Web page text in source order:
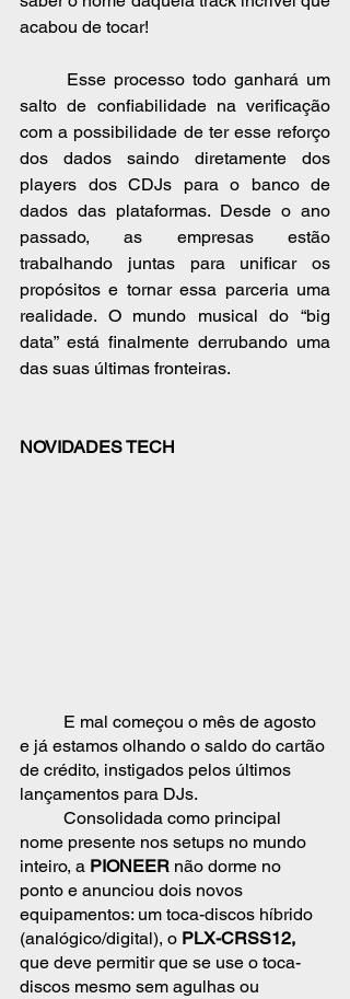
acabou de tocar!
salto de confiabilidade na verificação
com a possibilidade de ter esse reforço
dos dados saindo diretamente dos
players dos CDJs para o banco de
dados das plataformas. Desde o ano
passado, as empresas estão
trabalhando juntas para unificar os
propósitos e tornar essa parceria uma
realidade. O mundo musical do “big
data” está finalmente derrubando uma
das suas últimas fronteiras.
NOVIDADES TECH
e já estamos olhando o saldo do cartão
de crédito, instigados pelos últimos
lançamentos para DJs.
nome presente nos setups no mundo
inteiro, a PIONEER não dorme no
ponto e anunciou dois novos
equipamentos: um toca-discos híbrido
(analógico/digital), o PLX-CRSS12,
que deve permitir que se use o toca-
discos mesmo sem agulhas ou